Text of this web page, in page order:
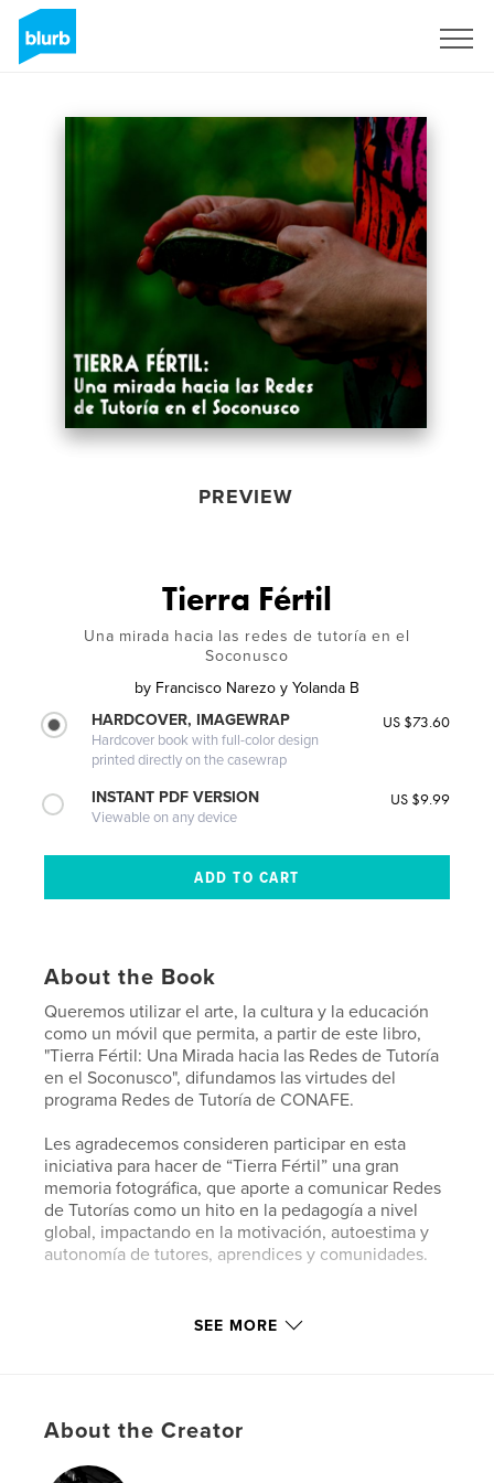
PREVIEW
Tierra Fértil
Una mirada hacia las redes de tutoría en el
Soconusco
by Francisco Narezo y Yolanda B
HARDCOVER, IMAGEWRAP
Hardcover book with full-color design
printed directly on the casewrap
US $73.60
INSTANT PDF VERSION
Viewable on any device
US $9.99
About the Book
Queremos utilizar el arte, la cultura y la educación
como un móvil que permita, a partir de este libro,
"Tierra Fértil: Una Mirada hacia las Redes de Tutoría
en el Soconusco", difundamos las virtudes del
programa Redes de Tutoría de CONAFE.
Les agradecemos consideren participar en esta
iniciativa para hacer de “Tierra Fértil” una gran
memoria fotográfica, que aporte a comunicar Redes
de Tutorías como un hito en la pedagogía a nivel
global, impactando en la motivación, autoestima y
autonomía de tutores, aprendices y comunidades.
http://www.tierrafertilfoto.com
Primary Category: Education
Additional Categories
SEE MORE
About the Creator